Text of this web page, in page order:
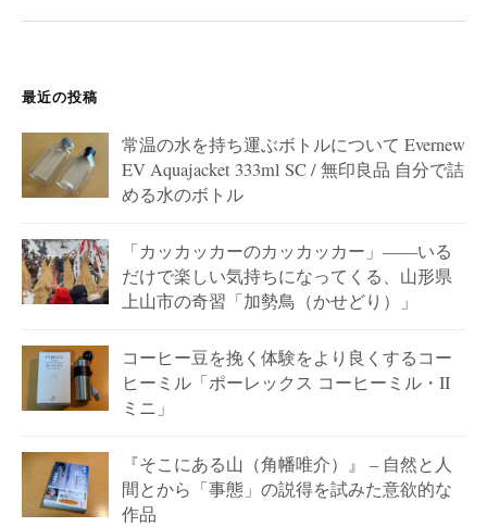
ン
最近の投稿
常温の水を持ち運ぶボトルについて Evernew
EV Aquajacket 333ml SC / 無印良品 自分で詰
める水のボトル
「カッカッカーのカッカッカー」——いる
だけで楽しい気持ちになってくる、山形県
上山市の奇習「加勢鳥（かせどり）」
コーヒー豆を挽く体験をより良くするコー
ヒーミル「ポーレックス コーヒーミル・II
ミニ」
『そこにある山（角幡唯介）』 – 自然と人
間とから「事態」の説得を試みた意欲的な
作品